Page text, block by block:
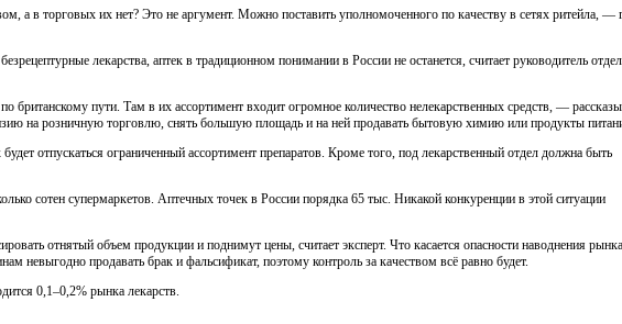
а в торговых их нет? Это не аргумент. Можно поставить уполномоченного по качеству в сетях ритейла, —
лекарства, аптек в традиционном понимании в России не останется, считает руководитель
пути. Там в их ассортимент входит огромное количество нелекарственных средств, —
на розничную торговлю, снять большую площадь и на ней продавать бытовую химию или продукты
отпускаться ограниченный ассортимент препаратов. Кроме того, под лекарственный отдел должна быть
сотен супермаркетов. Аптечных точек в России порядка 65 тыс. Никакой конкуренции в этой ситуации
отнятый объем продукции и поднимут цены, считает эксперт. Что касается опасности наводнения рынка
невыгодно продавать брак и фальсификат, поэтому контроль за качеством всё равно будет.
0,1–0,2% рынка лекарств.